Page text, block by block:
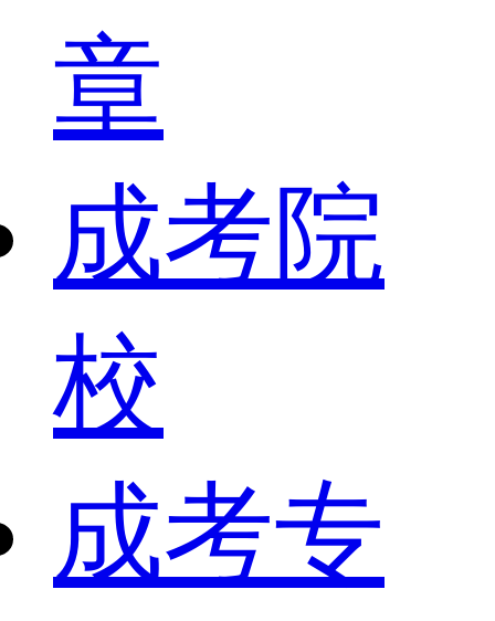
章
成考院
校
成考专